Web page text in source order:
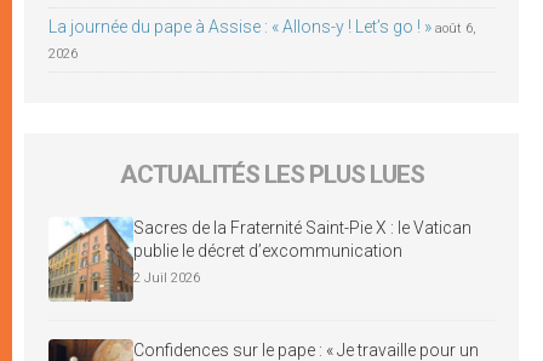
La journée du pape à Assise : « Allons-y ! Let’s go ! » août 6,
2026
ACTUALITÉS LES PLUS LUES
Sacres de la Fraternité Saint-Pie X : le Vatican
publie le décret d’excommunication
2 Juil 2026
Confidences sur le pape : « Je travaille pour un